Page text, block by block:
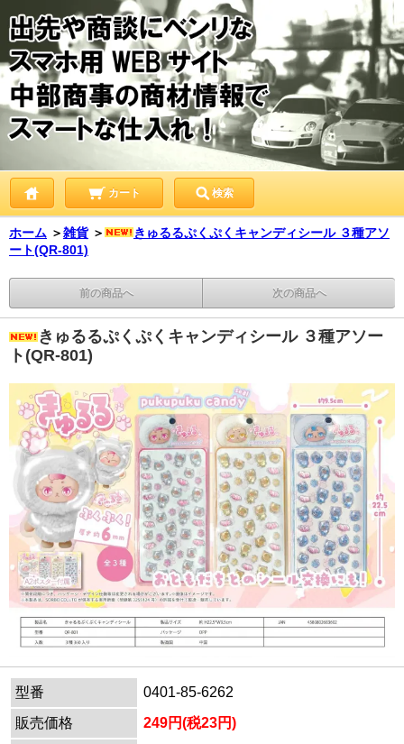
カート 検索
ホーム ＞雑貨 ＞
きゅるるぷくぷくキャンディシール ３種アソ
ート(QR-801)
前の商品へ 次の商品へ
きゅるるぷくぷくキャンディシール ３種アソー
ト(QR-801)
型番
0401-85-6262
販売価格
249円(税23円)